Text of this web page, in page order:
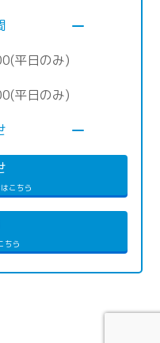
平日のみ)
平日のみ)
こちら
ちら